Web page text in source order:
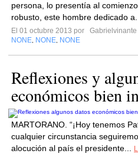
persona, lo presentía al
robusto, este hombre dedicado
El 01 octubre 2013 por
Gabrielvinante
NONE NONE NONE
Reflexiones y
económicos bien
MARTORANO. “¡Hoy tenemos
cualquier circunstancia
alocución al país el presidente...